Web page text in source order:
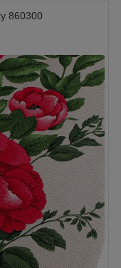
860300